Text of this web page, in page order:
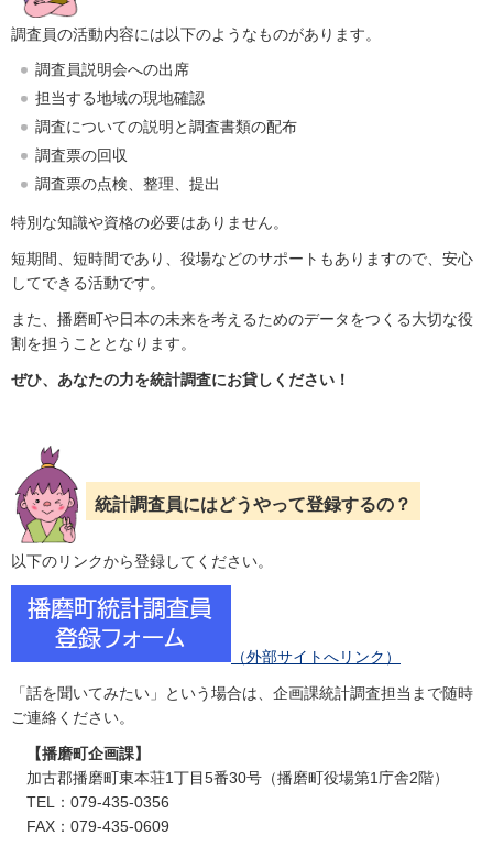
調査員の活動内容には以下のようなものがあります。
調査員説明会への出席
担当する地域の現地確認
調査についての説明と調査書類の配布
調査票の回収
調査票の点検、整理、提出
特別な知識や資格の必要はありません。
短期間、短時間であり、役場などのサポートもありますので、安心
してできる活動です。
また、播磨町や日本の未来を考えるためのデータをつくる大切な役
割を担うこととなります。
ぜひ、あなたの力を統計調査にお貸しください！
統計調査員にはどうやって登録するの？
以下のリンクから登録してください。
（外部サイトへリンク）
「話を聞いてみたい」という場合は、企画課統計調査担当まで随時
ご連絡ください。
【播磨町企画課】
加古郡播磨町東本荘1丁目5番30号（播磨町役場第1庁舎2階）
TEL：079-435-0356
FAX：079-435-0609